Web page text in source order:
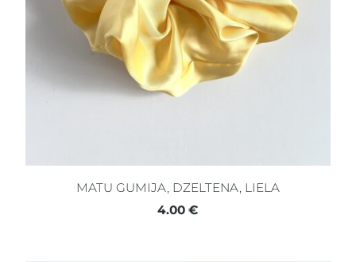
MATU GUMIJA, DZELTENA, LIELA
4.00 €